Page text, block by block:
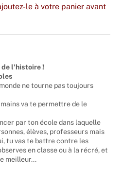
le à votre panier avant
de l'histoire !
ne tourne pas toujours
va te permettre de le
par ton école dans laquelle
élèves, professeurs mais
tu vas te battre contre les
en classe ou à la récré, et
meilleur...